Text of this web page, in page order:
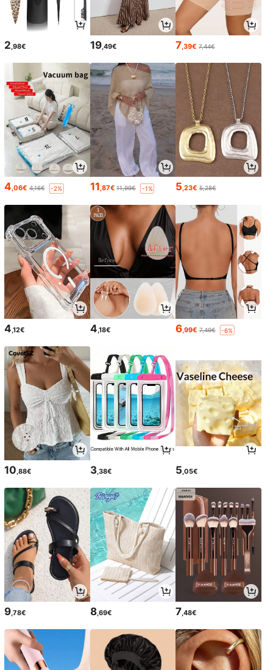
2,98€ 19,49€ 7,39€ 7,44€
4,06€ 4,16€ -2% 11,87€ 11,99€ -1% 5,23€ 5,28€
4 ,12€ 4 ,18€ 6 ,99€ 7,49€ -6%
10,88€ 3,38€ 5,05€
9,78€ 8,69€ 7,48€